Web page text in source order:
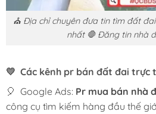
⛪ Địa chỉ chuyên đưa tin tìm đất
nhất 🛑 Đăng tin nhà
💛 Các kênh pr bán đất đai trực
🎈 Google Ads: Pr mua bán nhà
công cụ tìm kiếm hàng đầu thế